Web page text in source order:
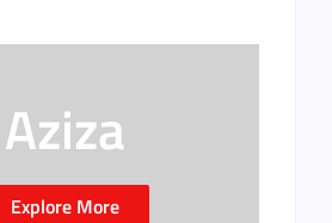
Aziza
Explore More